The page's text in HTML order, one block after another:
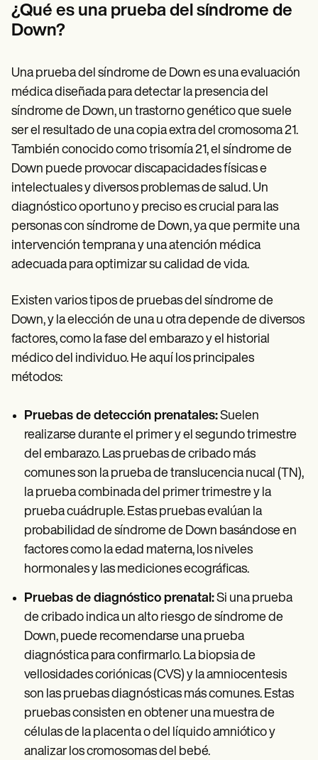
Help Center
Demos
Switch to Carepatron
Become a Partner
Why Carepatron?
Login
Get started
¿Qué es una prueba del síndrome de
Down?
Una prueba del síndrome de Down es una evaluación
médica diseñada para detectar la presencia del
síndrome de Down, un trastorno genético que suele
ser el resultado de una copia extra del cromosoma 21.
También conocido como trisomía 21, el síndrome de
Down puede provocar discapacidades físicas e
intelectuales y diversos problemas de salud. Un
diagnóstico oportuno y preciso es crucial para las
personas con síndrome de Down, ya que permite una
intervención temprana y una atención médica
adecuada para optimizar su calidad de vida.
Existen varios tipos de pruebas del síndrome de
Down, y la elección de una u otra depende de diversos
factores, como la fase del embarazo y el historial
médico del individuo. He aquí los principales
métodos:
Pruebas de detección prenatales:Suelen
realizarse durante el primer y el segundo trimestre
del embarazo. Las pruebas de cribado más
comunes son la prueba de translucencia nucal (TN),
la prueba combinada del primer trimestre y la
prueba cuádruple. Estas pruebas evalúan la
probabilidad de síndrome de Down basándose en
factores como la edad materna, los niveles
hormonales y las mediciones ecográficas.
Pruebas de diagnóstico prenatal:Si una prueba
de cribado indica un alto riesgo de síndrome de
Down, puede recomendarse una prueba
diagnóstica para confirmarlo. La biopsia de
vellosidades coriónicas (CVS) y la amniocentesis
son las pruebas diagnósticas más comunes. Estas
pruebas consisten en obtener una muestra de
células de la placenta o del líquido amniótico y
analizar los cromosomas del bebé.